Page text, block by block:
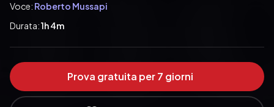
Voce: Roberto Mussapi
Durata:1h 4m
Prova gratuita per 7 giorni